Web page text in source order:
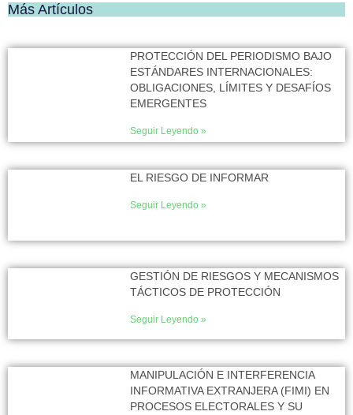
Más Artículos
PROTECCIÓN DEL PERIODISMO BAJO
ESTÁNDARES INTERNACIONALES:
OBLIGACIONES, LÍMITES Y DESAFÍOS
EMERGENTES
Seguir Leyendo »
EL RIESGO DE INFORMAR
Seguir Leyendo »
GESTIÓN DE RIESGOS Y MECANISMOS
TÁCTICOS DE PROTECCIÓN
Seguir Leyendo »
MANIPULACIÓN E INTERFERENCIA
INFORMATIVA EXTRANJERA (FIMI) EN
PROCESOS ELECTORALES Y SU